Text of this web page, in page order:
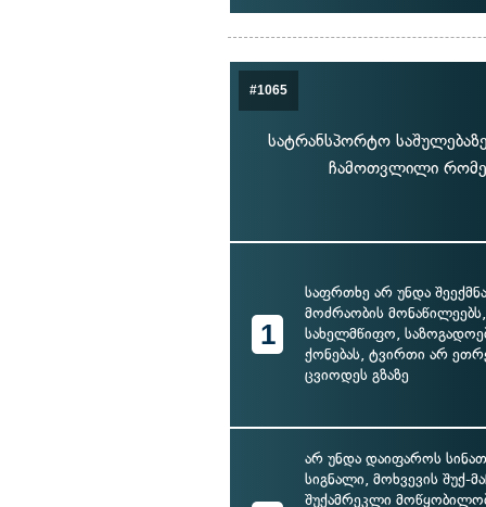
#1065
სატრანსპორტო
ჩამოთვლილი
1
საფრთხე არ უნდა
მოძრაობის
სახელმწიფო,
ქონებას, ტვირთი არ
ცვიოდეს გზაზე
არ უნდა დაიფაროს
სიგნალი, მოხვევის შუქ-
შუქამრეკლი